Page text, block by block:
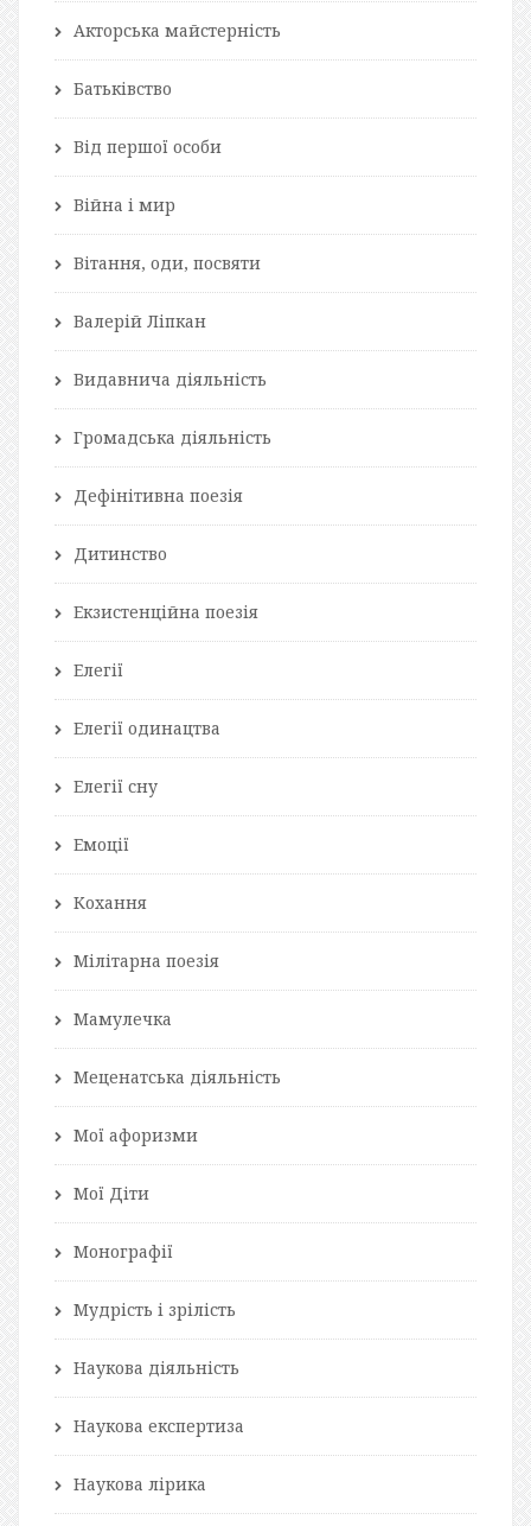
Акторська майстерність
Батьківство
Від першої особи
Війна і мир
Вітання, оди, посвяти
Валерій Ліпкан
Видавнича діяльність
Громадська діяльність
Дефінітивна поезія
Дитинство
Екзистенційна поезія
Елегії
Елегії одинацтва
Елегії сну
Емоції
Кохання
Мілітарна поезія
Мамулечка
Меценатська діяльність
Мої афоризми
Мої Діти
Монографії
Мудрість і зрілість
Наукова діяльність
Наукова експертиза
Наукова лірика